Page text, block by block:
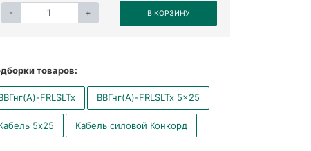
- + В КОРЗИНУ
товаров:
FRLSLTx ВВГнг(А)-FRLSLTx 5x25
5x25 Кабель силовой Конкорд